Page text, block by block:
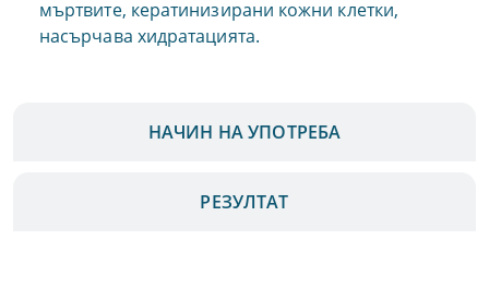
НАЧИН НА УПОТРЕБА
РЕЗУЛТАТ
мъртвите, кератинизирани кожни клетки,
насърчава хидратацията.